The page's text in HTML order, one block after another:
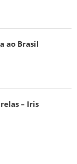
ao Brasil
– Iris